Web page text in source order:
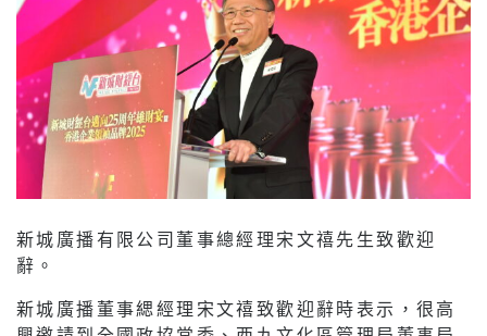
新城廣播有限公司董事總經理宋文禧先生致歡迎
辭。
新城廣播董事緦經理宋文禧致歡迎辭時表示，很高